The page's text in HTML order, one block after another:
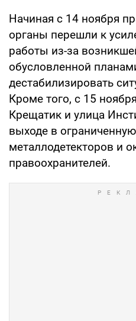
Начиная с 14 ноября
органы перешли к
работы из-за
обусловленной
дестабилизировать
Кроме того, с 15
Крещатик и улица
выходе в
металлодетекторов и
правоохранителей.